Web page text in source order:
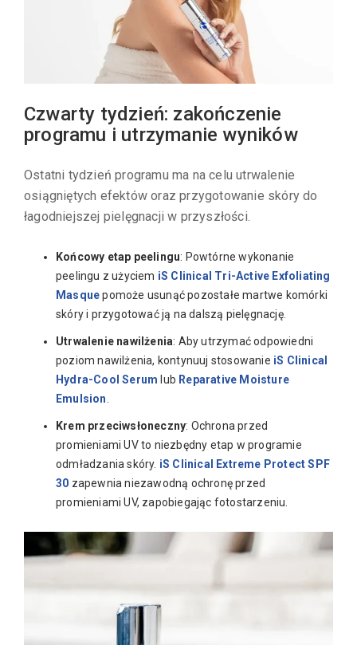
Czwarty tydzień: zakończenie
programu i utrzymanie wyników
Ostatni tydzień programu ma na celu utrwalenie
osiągniętych efektów oraz przygotowanie skóry do
łagodniejszej pielęgnacji w przyszłości.
Końcowy etap peelingu: Powtórne wykonanie
peelingu z użyciem iS Clinical Tri-Active Exfoliating
Masquepomoże usunąć pozostałe martwe komórki
skóry i przygotować ją na dalszą pielęgnację.
Utrwalenie nawilżenia: Aby utrzymać odpowiedni
poziom nawilżenia, kontynuuj stosowanie iS Clinical
Hydra-Cool Serum lub Reparative Moisture
Emulsion
Krem przeciwsłoneczny: Ochrona przed
promieniami UV to niezbędny etap w programie
odmładzania skóry. iS Clinical Extreme Protect SPF
30 zapewnia niezawodną ochronę przed
promieniami UV, zapobiegając fotostarzeniu.